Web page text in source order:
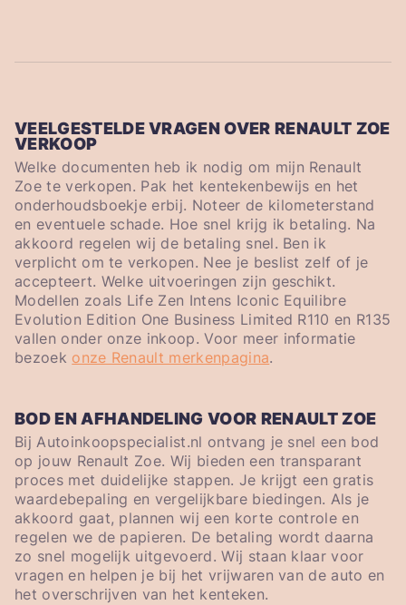
VEELGESTELDE VRAGEN OVER RENAULT ZOE
VERKOOP
Welke documenten heb ik nodig om mijn Renault
Zoe te verkopen. Pak het kentekenbewijs en het
onderhoudsboekje erbij. Noteer de kilometerstand
en eventuele schade. Hoe snel krijg ik betaling. Na
akkoord regelen wij de betaling snel. Ben ik
verplicht om te verkopen. Nee je beslist zelf of je
accepteert. Welke uitvoeringen zijn geschikt.
Modellen zoals Life Zen Intens Iconic Equilibre
Evolution Edition One Business Limited R110 en R135
vallen onder onze inkoop. Voor meer informatie
bezoek onze Renault merkenpagina.
BOD EN AFHANDELING VOOR RENAULT ZOE
Bij Autoinkoopspecialist.nl ontvang je snel een bod
op jouw Renault Zoe. Wij bieden een transparant
proces met duidelijke stappen. Je krijgt een gratis
waardebepaling en vergelijkbare biedingen. Als je
akkoord gaat, plannen wij een korte controle en
regelen we de papieren. De betaling wordt daarna
zo snel mogelijk uitgevoerd. Wij staan klaar voor
vragen en helpen je bij het vrijwaren van de auto en
het overschrijven van het kenteken.